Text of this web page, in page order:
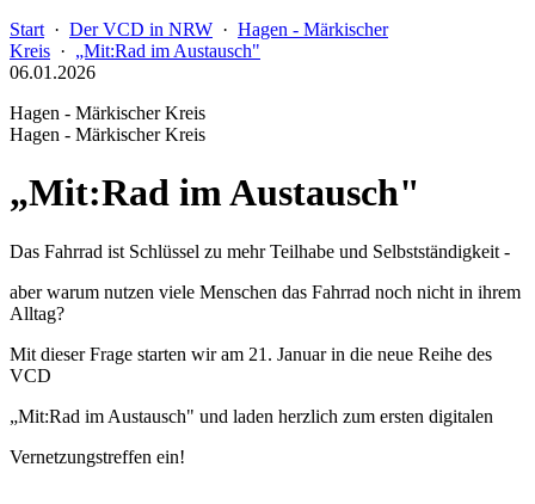
Start · Der VCD in NRW · Hagen - Märkischer
Kreis · „Mit:Rad im Austausch"
06.01.2026
Hagen - Märkischer Kreis
Hagen - Märkischer Kreis
„Mit:Rad im Austausch"
Das Fahrrad ist Schlüssel zu mehr Teilhabe und Selbstständigkeit -
aber warum nutzen viele Menschen das Fahrrad noch nicht in ihrem
Alltag?
Mit dieser Frage starten wir am 21. Januar in die neue Reihe des
VCD
„Mit:Rad im Austausch" und laden herzlich zum ersten digitalen
Vernetzungstreffen ein!